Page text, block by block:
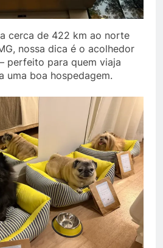
cerca de 422 km ao norte
nossa dica é o acolhedor
perfeito para quem viaja
uma boa hospedagem.